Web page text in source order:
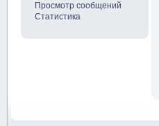
Просмотр сообщений
Статистика